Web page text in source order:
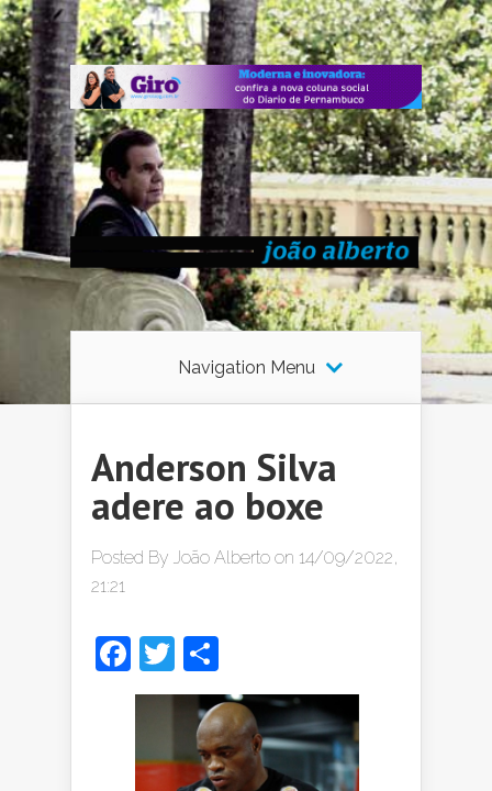
Navigation Menu
Anderson Silva
adere ao boxe
Posted By João Alberto on 14/09/2022,
21:21
Facebook
Twitter